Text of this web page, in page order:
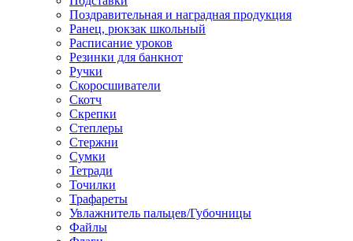
Поздравительная и наградная продукция
Ранец, рюкзак школьный
Расписание уроков
Резинки для банкнот
Ручки
Скоросшиватели
Скотч
Скрепки
Степлеры
Стержни
Сумки
Тетради
Точилки
Трафареты
Увлажнитель пальцев/Губочницы
Файлы